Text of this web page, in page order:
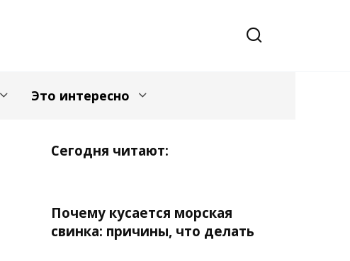
Это интересно
Сегодня читают:
Почему кусается морская
свинка: причины, что делать